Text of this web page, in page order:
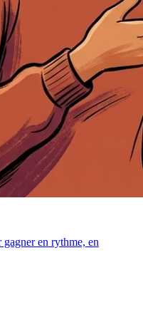
gagner en rythme, en